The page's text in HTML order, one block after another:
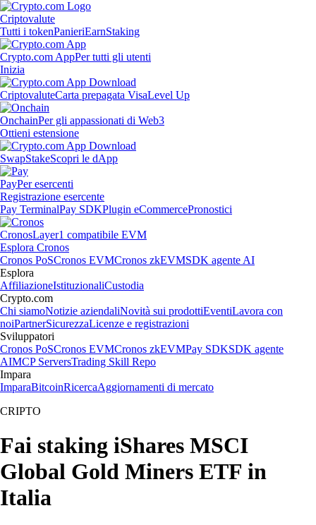
Criptovalute
Tutti i tokenPanieriEarnStaking
Crypto.com AppPer tutti gli utenti
Inizia
CriptovaluteCarta prepagata VisaLevel Up
OnchainPer gli appassionati di Web3
Ottieni estensione
SwapStakeScopri le dApp
PayPer esercenti
Registrazione esercente
Pay TerminalPay SDKPlugin eCommercePronostici
CronosLayer1 compatibile EVM
Esplora Cronos
Cronos PoSCronos EVMCronos zkEVMSDK agente AI
Esplora
AffiliazioneIstituzionaliCustodia
Crypto.com
Chi siamoNotizie aziendaliNovità sui prodottiEventiLavora con
noiPartnerSicurezzaLicenze e registrazioni
Sviluppatori
Cronos PoSCronos EVMCronos zkEVMPay SDKSDK agente
AIMCP ServersTrading Skill Repo
Impara
ImparaBitcoinRicercaAggiornamenti di mercato
CRIPTO
Fai staking iShares MSCI
Global Gold Miners ETF in
Italia